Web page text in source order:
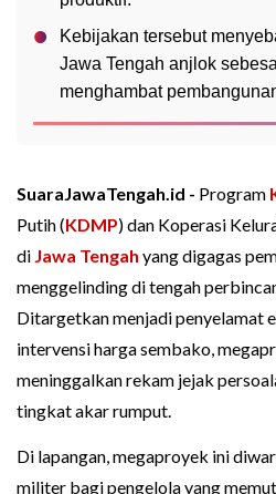
Kebijakan tersebut
Jawa Tengah anjlok
menghambat
SuaraJawaTengah.id - Program
Putih (KDMP) dan Koperasi
di Jawa Tengah yang digagas
menggelinding di tengah
Ditargetkan menjadi penyelamat
intervensi harga sembako,
meninggalkan rekam jejak
tingkat akar rumput.
Di lapangan, megaproyek ini
militer bagi pengelola yang